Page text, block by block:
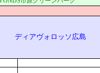
ディアヴォロッソ広島